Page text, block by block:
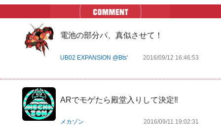
電池の部分パ、真似させて！
UB02 EXPANSION @Bts' 2016/09/12 16:46:53
ARでモゲたら殿堂入りして決定‼️
メカゾン 2016/09/11 19:02:31